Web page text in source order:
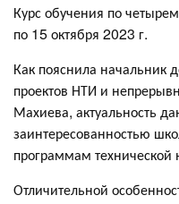
Курс обучения по
по 15 октября 2023 г.
Как пояснила начальник
проектов НТИ и
Махиева, актуальность
заинтересованностью
программам технической
Отличительной